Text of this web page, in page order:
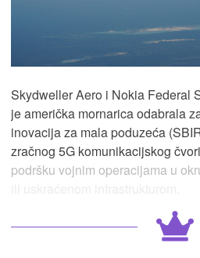
Skydweller Aero i Nokia Federal
je američka mornarica odabrala
inovacija za mala poduzeća
zračnog 5G komunikacijskog
podršku vojnim operacijama u